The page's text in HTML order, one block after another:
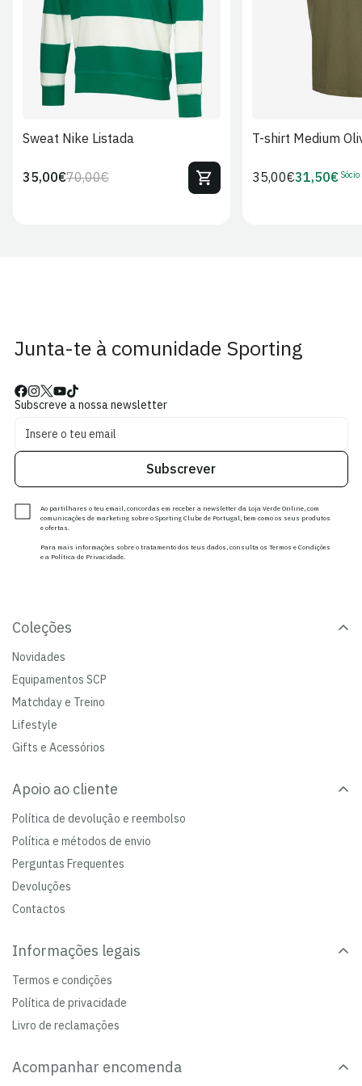
Sweat Nike Listada
Preço
70,00€Preço
35,00€
T-shirt Medium
Preço
35,00€Preço
31,50€ Sócio
Junta-te à comunidade Sporting
Subscreve a nossa newsletter
Subscrever
Ao partilhares o teu email, concordas em receber a newsletter da Loja Verde Online, com
comunicações de marketing sobre o Sporting Clube de Portugal, bem como os seus produtos
e ofertas.
Para mais informações sobre o tratamento dos teus dados, consulta os Termos e Condições
e a Política de Privacidade.
Coleções
Novidades
Equipamentos SCP
Matchday e Treino
Lifestyle
Gifts e Acessórios
Apoio ao cliente
Política de devolução e reembolso
Política e métodos de envio
Perguntas Frequentes
Devoluções
Contactos
Informações legais
Termos e condições
Política de privacidade
Livro de reclamações
Acompanhar encomenda